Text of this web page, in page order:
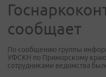
сообщает
По сообщению группы
УФСКН по Приморскому
сотрудниками ведомства